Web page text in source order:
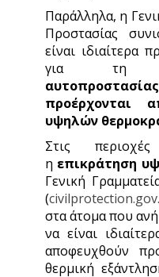
Παράλληλα, η
Προστασίας
είναι ιδιαίτερα
για
προέρχονται
υψηλών
Στις
η επικράτηση
Γενική
(
στα άτομα που
να είναι
αποφευχθούν
θερμική